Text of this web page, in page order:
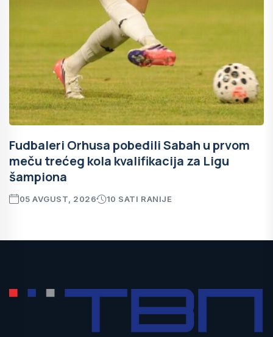
Fudbaleri Orhusa pobedili Sabah u prvom
meču trećeg kola kvalifikacija za Ligu
šampiona
05 AVGUST, 2026 10 SATI RANIJE